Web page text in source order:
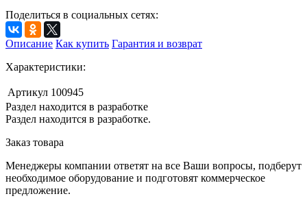
Поделиться в социальных сетях:
Описание Как купить Гарантия и возврат
Характеристики:
Артикул 100945
Раздел находится в разработке
Раздел находится в разработке.
Заказ товара
Менеджеры компании ответят на все Ваши вопросы, подберут
необходимое оборудование и подготовят коммерческое
предложение.